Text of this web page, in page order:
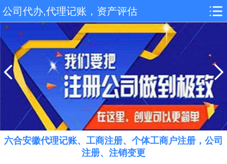
公司代办,代理记账，资产评估
六合安徽代理记账、工商注册、个体工商户注册，公司
注册、注销变更